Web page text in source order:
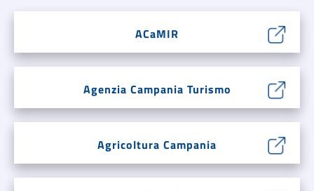
ACaMIR
Agenzia Campania Turismo
Agricoltura Campania